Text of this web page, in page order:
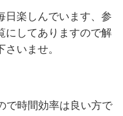
日楽しんでいます、参
にしてありますので解
いませ。
で時間効率は良い方で